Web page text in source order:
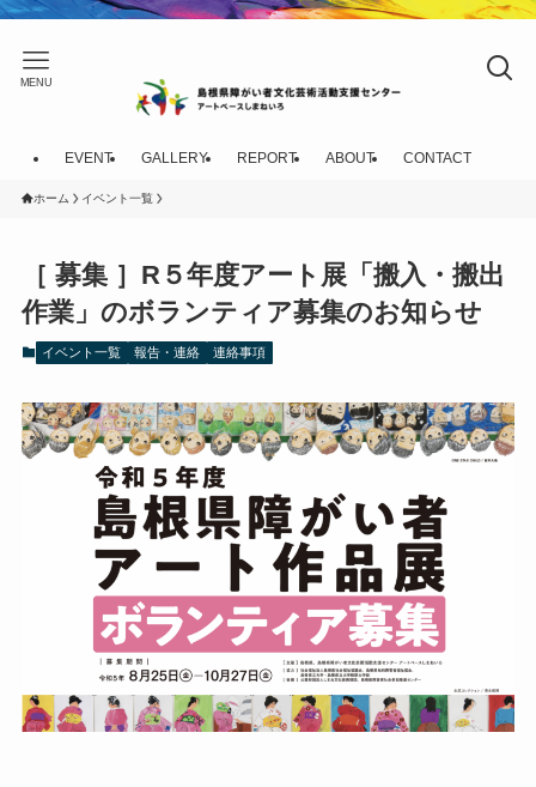
MENU
EVENT GALLERY REPORT ABOUT CONTACT
ホーム イベント一覧
［ 募集 ］R５年度アート展「搬入・搬出
作業」のボランティア募集のお知らせ
イベント一覧 報告・連絡 連絡事項